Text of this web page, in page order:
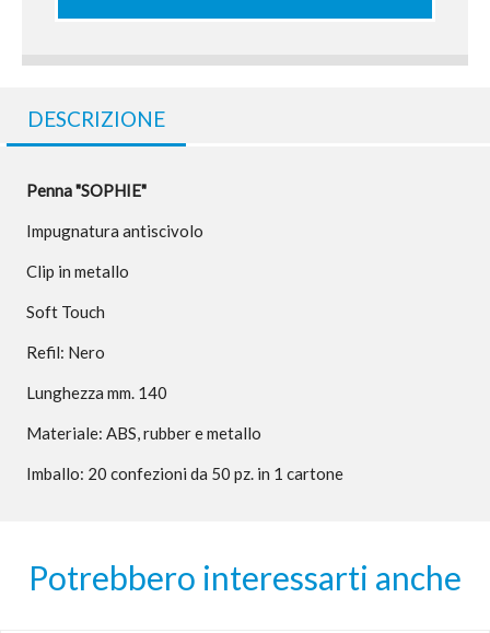
DESCRIZIONE
Penna "SOPHIE"
Impugnatura antiscivolo
Clip in metallo
Soft Touch
Refil: Nero
Lunghezza mm. 140
Materiale: ABS, rubber e metallo
Imballo: 20 confezioni da 50 pz. in 1 cartone
Potrebbero interessarti anche